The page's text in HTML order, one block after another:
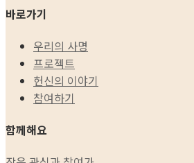
바로가기
우리의 사명
프로젝트
헌신의 이야기
참여하기
함께해요